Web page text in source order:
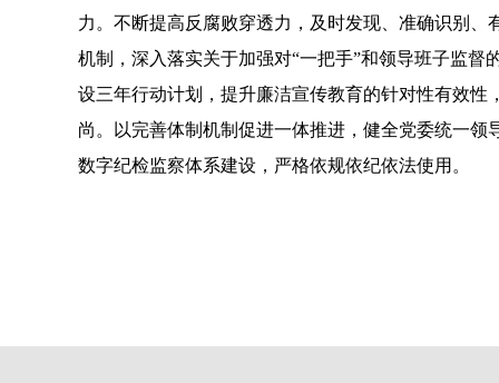
力。不断提高反腐败穿透力，及时发现、准确识别
机制，深入落实关于加强对“一把手”和领导班子监
设三年行动计划，提升廉洁宣传教育的针对性有效
尚。以完善体制机制促进一体推进，健全党委统一
数字纪检监察体系建设，严格依规依纪依法使用。